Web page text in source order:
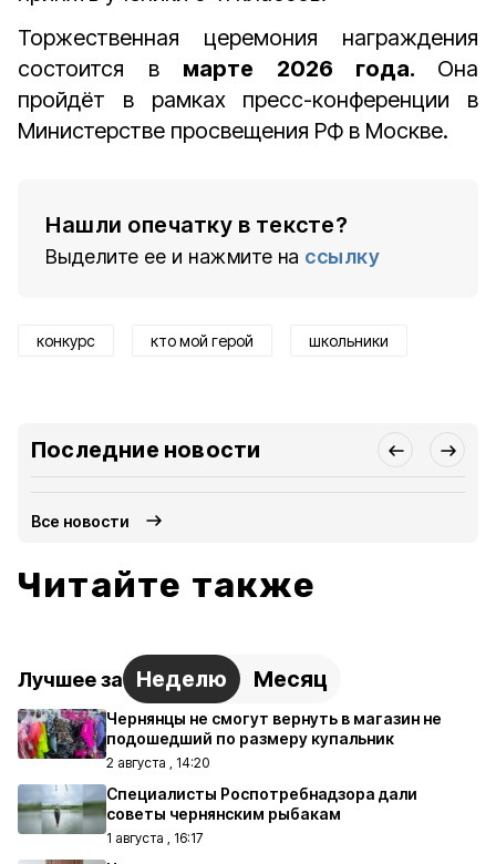
Торжественная церемония награждения
состоится в марте 2026 года. Она
пройдёт в рамках пресс-конференции в
Министерстве просвещения РФ в Москве.
Нашли опечатку в тексте?
Выделите ее и нажмите на ссылку
конкурс кто мой герой школьники
Последние новости
Все новости
Читайте также
Лучшее за Неделю Месяц
Чернянцы не смогут вернуть в магазин не
подошедший по размеру купальник
2 августа , 14:20
Специалисты Роспотребнадзора дали
советы чернянским рыбакам
1 августа , 16:17